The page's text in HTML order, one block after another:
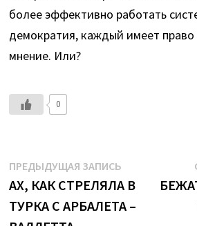
более эффективно работать
демократия, каждый имеет право
мнение. Или?
0
Навигация
по
ПРЕДЫДУЩАЯ ЗАПИСЬ
запись:
АХ, КАК СТРЕЛЯЛА В
ТУРКА С АРБАЛЕТА –